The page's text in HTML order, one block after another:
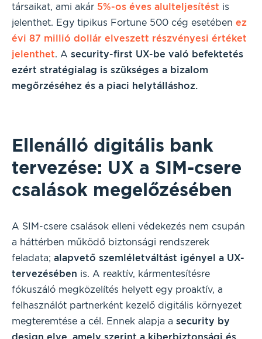
társaikat, ami akár 5%-os éves alulteljesítést is
jelenthet. Egy tipikus Fortune 500 cég esetében ez
évi 87 millió dollár elveszett részvényesi értéket
jelenthet. A security-first UX-be való befektetés
ezért stratégialag is szükséges a bizalom
megőrzéséhez és a piaci helytálláshoz.
Ellenálló digitális bank
tervezése: UX a SIM-csere
csalások megelőzésében
A SIM-csere csalások elleni védekezés nem csupán
a háttérben működő biztonsági rendszerek
feladata; alapvető szemléletváltást igényel a UX-
tervezésében is. A reaktív, kármentesítésre
fókuszáló megközelítés helyett egy proaktív, a
felhasználót partnerként kezelő digitális környezet
megteremtése a cél. Ennek alapja a security by